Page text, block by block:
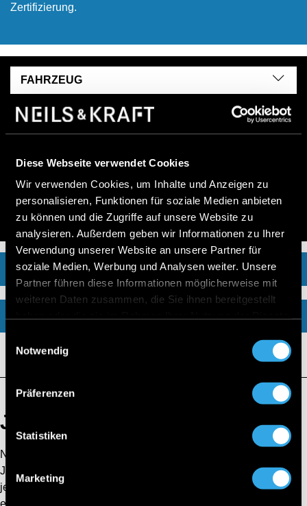
Diese Webseite verwendet Cookies
Wir verwenden Cookies, um Inhalte und Anzeigen zu
personalisieren, Funktionen für soziale Medien anbieten
zu können und die Zugriffe auf unsere Website zu
analysieren. Außerdem geben wir Informationen zu Ihrer
Verwendung unserer Website an unsere Partner für
soziale Medien, Werbung und Analysen weiter. Unsere
Partner führen diese Informationen möglicherweise mit
weiteren Daten zusammen, die Sie ihnen bereitgestellt
Einwilligungsauswahl
Notwendig
Präferenzen
Statistiken
Marketing
Zertifizierung.
Fahrzeug
FAHRZEUG
Marke
MARKE
FAHRZEUGART
Kraftstoffart
KRAFTSTOFFART
200 TREFFER
DETAILSUCHE
Junge Sterne für alle.
Nur die besten gebrauchten Transporter zählen zu den
Jungen Sternen von Mercedes-Benz, aber jeder Mann und
jede Frau soll sich an einem unserer Nutzfahrzeuge
erfreuen. Wir unterstützen Sie daher beim Kauf und bieten